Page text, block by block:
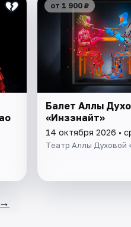
от 1 900 ₽
Балет Аллы
«Инзэнайт»
14 октября 2026 •
Театр Аллы Духовой
→